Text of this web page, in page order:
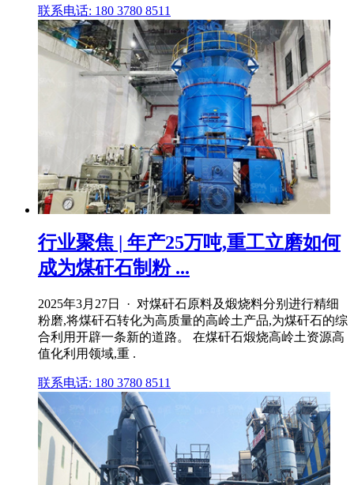
联系电话: 180 3780 8511
行业聚焦 | 年产25万吨,重工立磨如何
成为煤矸石制粉 ...
2025年3月27日 · 对煤矸石原料及煅烧料分别进行精细
粉磨,将煤矸石转化为高质量的高岭土产品,为煤矸石的综
合利用开辟一条新的道路。 在煤矸石煅烧高岭土资源高
值化利用领域,重 .
联系电话: 180 3780 8511